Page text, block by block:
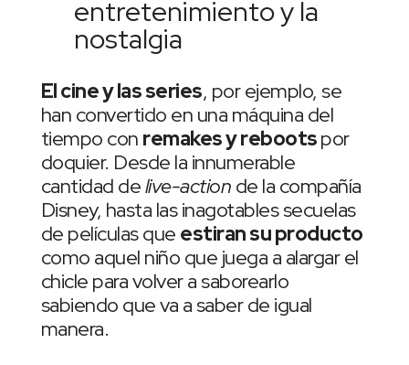
entretenimiento y la
nostalgia
El cine y las series, por ejemplo, se
han convertido en una máquina del
tiempo con remakes y rebootspor
doquier. Desde la innumerable
cantidad delive-action de la compañía
Disney, hasta las inagotables secuelas
de películas que estiran su producto
como aquel niño que juega a alargar el
chicle para volver a saborearlo
sabiendo que va a saber de igual
manera.